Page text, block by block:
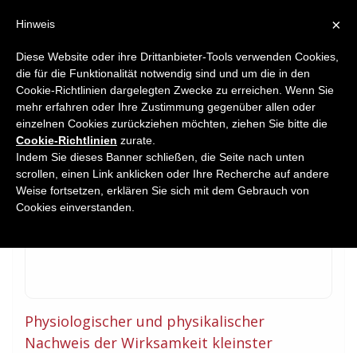
Home
Journal Article
Physiologischer und physikalischer
Nachweis der Wirksamkeit kleinster
×
Hinweis
Diese Website oder ihre Drittanbieter-Tools verwenden Cookies,
die für die Funktionalität notwendig sind und um die in den
Cookie-Richtlinien dargelegten Zwecke zu erreichen. Wenn Sie
mehr erfahren oder Ihre Zustimmung gegenüber allen oder
einzelnen Cookies zurückziehen möchten, ziehen Sie bitte die
Cookie-Richtlinien zurate.
Indem Sie dieses Banner schließen, die Seite nach unten
scrollen, einen Link anklicken oder Ihre Recherche auf andere
Weise fortsetzen, erklären Sie sich mit dem Gebrauch von
Cookies einverstanden.